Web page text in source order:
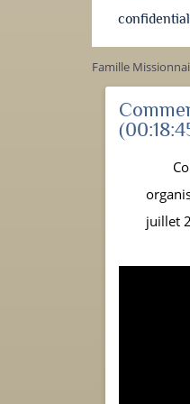
Famille
juillet